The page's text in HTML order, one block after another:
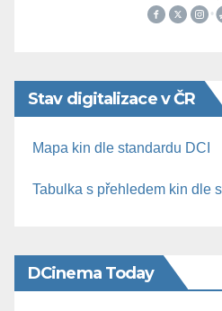
Stav digitalizace v ČR
Mapa kin dle standardu DCI
Tabulka s přehledem kin dle
DCinema Today